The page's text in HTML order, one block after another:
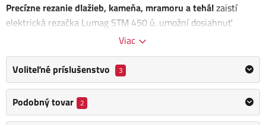
Precízne rezanie dlažieb, kameňa, mramoru a tehálzaistí
elektrická rezačka Lumag STM 450 ú. umožní dosiahnuť
dokonalé výsledky. Ľahko posuvný, pogumovaný stôl a
nielen jednoduché ovládanie, ale aj vysokú stabilitu počas
práce. aj náročné úlohy s maximálnou presnosťou.
Bezúdržbové ponorné čerpadlo na čerpanie chladiacej vody
zaistí bezproblémový chod. Rozmery stroja (d x š x v): 1240 x
Viac
Voliteľné príslušenstvo 3
Podobný tovar 2